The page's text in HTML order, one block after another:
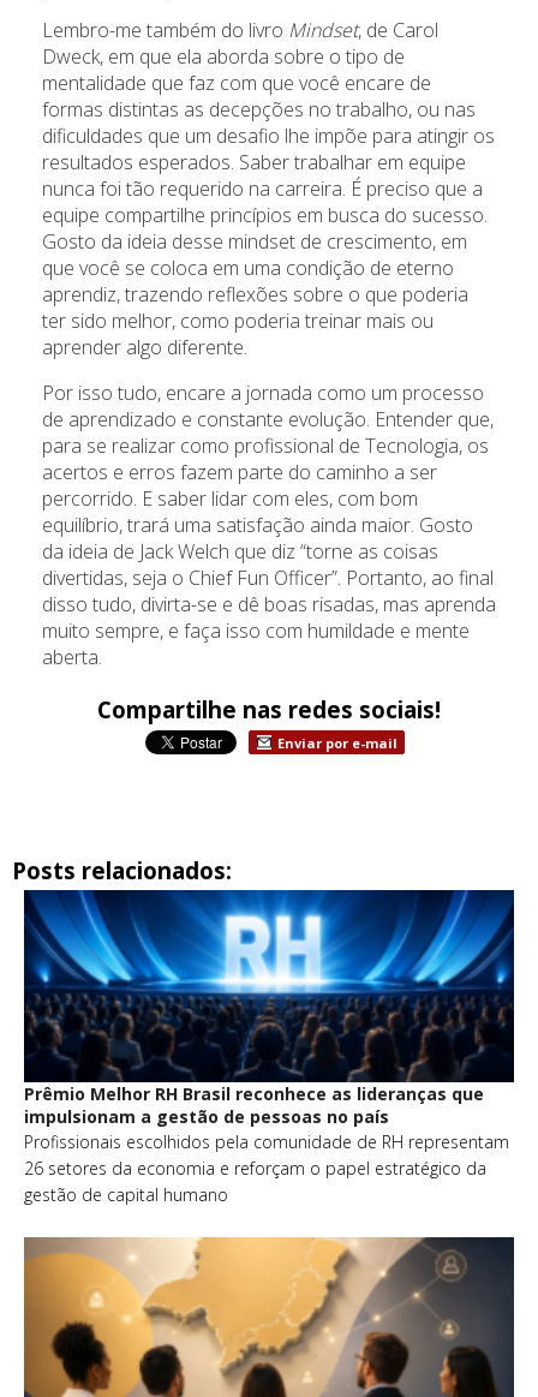
Lembro-me também do livro Mindset, de Carol
Dweck, em que ela aborda sobre o tipo de
mentalidade que faz com que você encare de
formas distintas as decepções no trabalho, ou nas
dificuldades que um desafio lhe impõe para atingir os
resultados esperados. Saber trabalhar em equipe
nunca foi tão requerido na carreira. É preciso que a
equipe compartilhe princípios em busca do sucesso.
Gosto da ideia desse mindset de crescimento, em
que você se coloca em uma condição de eterno
aprendiz, trazendo reflexões sobre o que poderia
ter sido melhor, como poderia treinar mais ou
aprender algo diferente.
Por isso tudo, encare a jornada como um processo
de aprendizado e constante evolução. Entender que,
para se realizar como profissional de Tecnologia, os
acertos e erros fazem parte do caminho a ser
percorrido. E saber lidar com eles, com bom
equilíbrio, trará uma satisfação ainda maior. Gosto
da ideia de Jack Welch que diz “torne as coisas
divertidas, seja o Chief Fun Officer”. Portanto, ao final
disso tudo, divirta-se e dê boas risadas, mas aprenda
muito sempre, e faça isso com humildade e mente
aberta.
Compartilhe nas redes sociais!
Enviar por e-mail
Posts relacionados:
Prêmio Melhor RH Brasil reconhece as lideranças que
impulsionam a gestão de pessoas no país
Profissionais escolhidos pela comunidade de RH representam
26 setores da economia e reforçam o papel estratégico da
gestão de capital humano